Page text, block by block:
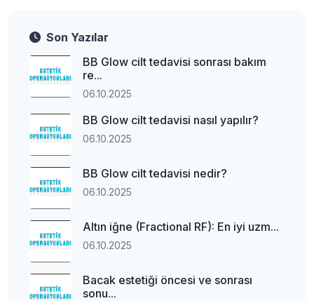
Son Yazılar
BB Glow cilt tedavisi sonrası bakım
re...
06.10.2025
BB Glow cilt tedavisi nasıl yapılır?
06.10.2025
BB Glow cilt tedavisi nedir?
06.10.2025
Altın iğne (Fractional RF): En iyi uzm...
06.10.2025
Bacak estetiği öncesi ve sonrası
sonu...